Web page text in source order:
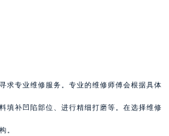
求专业维修服务。专业的维修师傅会根据具体
填补凹陷部位、进行精细打磨等。在选择维修
。